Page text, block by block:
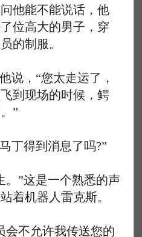
他能不能说话，他
位高大的男子，穿
的制服。
，“您太走运了，
到现场的时候，鳄
”
得到消息了吗?”
”这是一个熟悉的声
着机器人雷克斯。
不允许我传送您的